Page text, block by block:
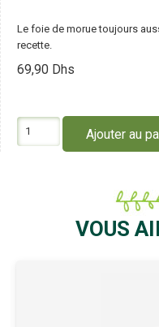
Le foie de morue toujours
recette.
69,90 Dhs
Ajouter au
VOUS